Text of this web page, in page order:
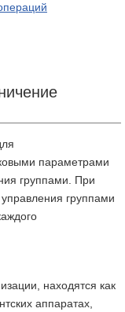
параметрами
группами. При
группами
находятся как
аппаратах,